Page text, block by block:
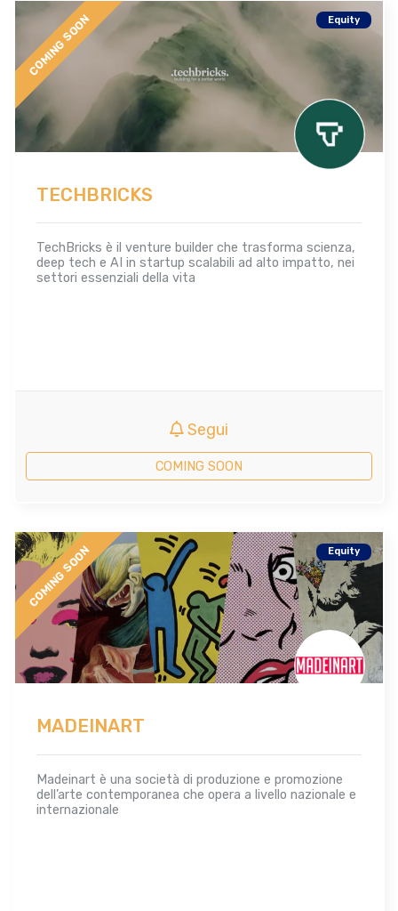
COMING SOON Equity
TECHBRICKS
TechBricks è il venture builder che trasforma scienza,
deep tech e AI in startup scalabili ad alto impatto, nei
settori essenziali della vita
Segui
COMING SOON
COMING SOON Equity
MADEINART
Madeinart è una società di produzione e promozione
dell’arte contemporanea che opera a livello nazionale e
internazionale